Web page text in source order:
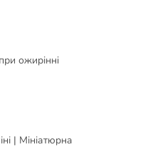
ожирінні
| Мініатюрна